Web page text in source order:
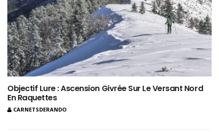
Objectif Lure : Ascension Givrée Sur Le Versant Nord
En Raquettes
CARNETSDERANDO